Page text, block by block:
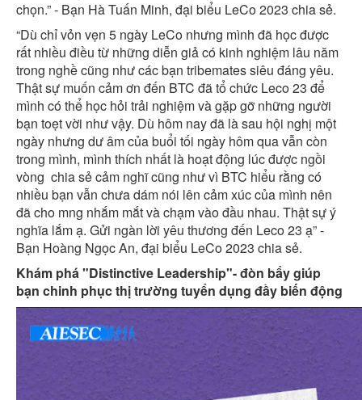
chọn.” - Bạn Hà Tuấn Minh, đại biểu LeCo 2023 chia sẻ.
“Dù chỉ vỏn vẹn 5 ngày LeCo nhưng mình đã học được
rất nhiều điều từ những diễn giả có kinh nghiệm lâu năm
trong nghề cũng như các bạn tribemates siêu đáng yêu.
Thật sự muốn cảm ơn đến BTC đã tổ chức Leco 23 để
mình có thể học hỏi trải nghiệm và gặp gỡ những người
bạn toẹt vời như vậy. Dù hôm nay đã là sau hội nghị một
ngày nhưng dư âm của buổi tối ngày hôm qua vẫn còn
trong mình, mình thích nhất là hoạt động lúc được ngồi
vòng chia sẻ cảm nghĩ cũng như vì BTC hiểu rằng có
nhiều bạn vẫn chưa dám nói lên cảm xúc của mình nên
đã cho mng nhắm mắt và chạm vào đầu nhau. Thật sự ý
nghĩa lắm ạ. Gửi ngàn lời yêu thương đến Leco 23 ạ” -
Bạn Hoàng Ngọc An, đại biểu LeCo 2023 chia sẻ.
Khám phá "Distinctive Leadership"- đòn bẩy giúp
bạn chinh phục thị trường tuyển dụng đầy biến động